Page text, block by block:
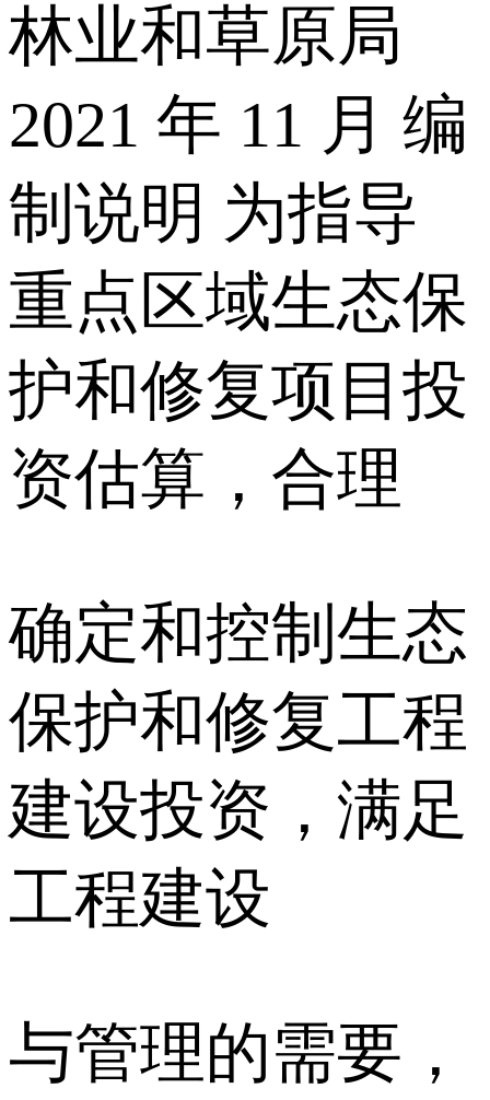
林业和草原局
2021 年 11 月 编
制说明 为指导
重点区域生态保
护和修复项目投
资估算，合理
确定和控制生态
保护和修复工程
建设投资，满足
工程建设
与管理的需要，